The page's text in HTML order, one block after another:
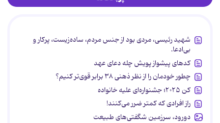
شهید رئیسی، مردی بود از جنس مردم، ساده‌زیست، پرکار و
بی‌ادعا.
کدهای پیشواز پویش چله دعای عهد
چطور خودمان را از نظر ذهنی ۳۸ برابر قوی‌تر کنیم؟
کن ۲۰۲۵؛ جشنواره‌ای علیه خانواده
راز افرادی که کمتر ضرر می‌کنند!
دورود، سرزمین شگفتی‌های طبیعت